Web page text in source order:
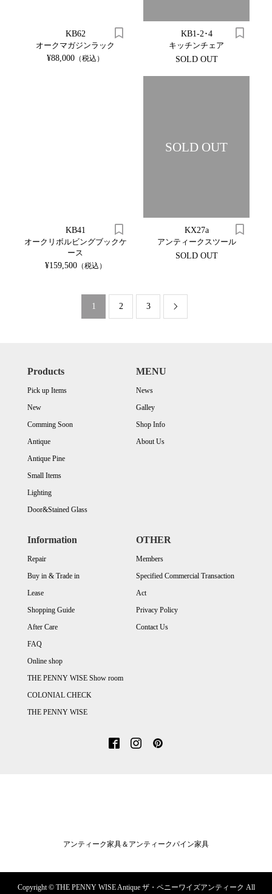
KB62
オークマガジンラック
¥88,000 （税込）
KB1-2･4
キッチンチェア
SOLD OUT
KB41
オークリボルビングブックケ
ース
¥159,500（税込）
SOLD OUT
KX27a
アンティークスツール
SOLD OUT
1 2 3 
Products
Pick up Items
New
Comming Soon
Antique
Antique Pine
Small Items
Lighting
Door&Stained Glass
MENU
News
Galley
Shop Info
About Us
Information
Repair
Buy in & Trade in
Lease
Shopping Guide
After Care
FAQ
Online shop
THE PENNY WISE Show room
COLONIAL CHECK
THE PENNY WISE
OTHER
Members
Specified Commercial Transaction
Act
Privacy Policy
Contact Us
アンティーク家具＆アンティークパイン家具
Copyright ©THE PENNY WISE Antique ザ・ペニーワイズアンティーク All